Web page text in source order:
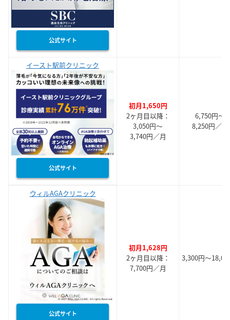
公式サイト
イースト駅前クリニック
公式サイト
初月1,650円
2ヶ月目以降：
3,050円～
3,740円／月
6,750円～
8,250円／月
ウィルAGAクリニック
公式サイト
初月1,628円
2ヶ月目以降：
7,700円／月
3,300円～